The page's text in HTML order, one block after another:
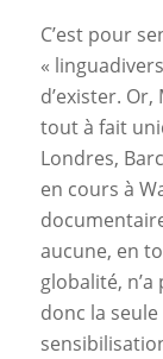
C’est pour
«
d’exister.
tout à fait
Londres,
en cours à
aucune, en
globalité,
donc la